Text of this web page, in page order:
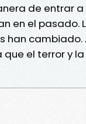
de entrar
en el
han
el terror y